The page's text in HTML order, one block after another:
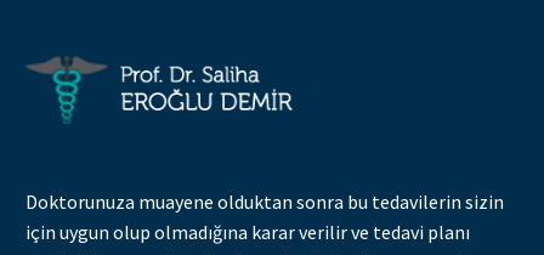
Doktorunuza muayene olduktan sonra bu tedavilerin sizin
için uygun olup olmadığına karar verilir ve tedavi planı